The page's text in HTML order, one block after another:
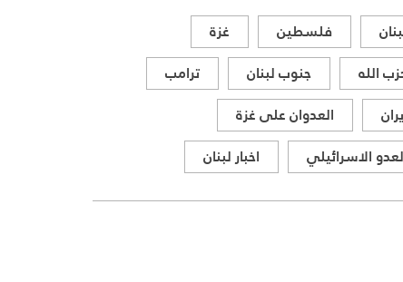
فلسطين
غزة
الله
جنوب لبنان
ترامب
العدوان على غزة
الاسرائيلي
اخبار لبنان